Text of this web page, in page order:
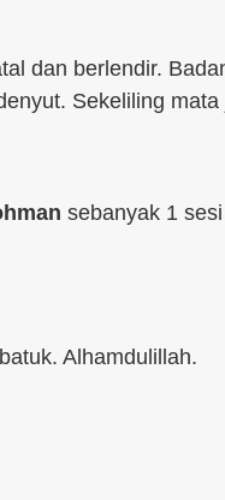
dan berlendir.
Sekeliling
sebanyak 1
Alhamdulillah.